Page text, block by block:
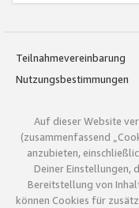
Teilnahmevereinbarung
Nutzungsbestimmungen
Auf dieser Website
(zusammenfassend
anzubieten,
Deiner Einstellungen,
Bereitstellung von
können Cookies für